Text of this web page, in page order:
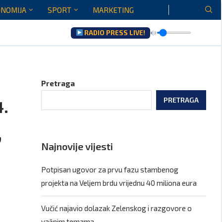
SPORT MARKETING
RADIO PRESS LIVE!
Pretraga
PRETRAGA
Najnovije vijesti
Potpisan ugovor za prvu fazu stambenog
projekta na Veljem brdu vrijednu 40 miliona eura
Vučić najavio dolazak Zelenskog i razgovore o